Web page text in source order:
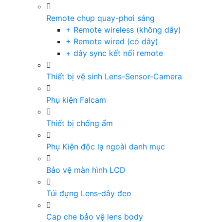
Remote chụp quay-phơi sáng
+ Remote wireless (không dây)
+ Remote wired (có dây)
+ dây sync kết nối remote
Thiết bị vệ sinh Lens-Sensor-Camera
Phụ kiện Falcam
Thiết bị chống ẩm
Phụ Kiện độc lạ ngoài danh mục
Bảo vệ màn hình LCD
Túi đựng Lens-dây đeo
Cap che bảo vệ lens body